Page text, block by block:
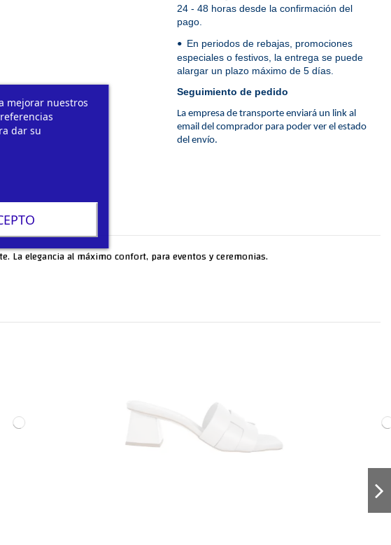
mejorar nuestros
dar su
24 - 48 horas desde la confirmación del
pago.
• En periodos de rebajas, promociones
especiales o festivos, la entrega se puede
alargar un plazo máximo de 5 días.
Seguimiento de pedido
La empresa de transporte enviará un link al
email del comprador para poder ver el estado
del envío.
La elegancia al máximo confort, para eventos y ceremonias.